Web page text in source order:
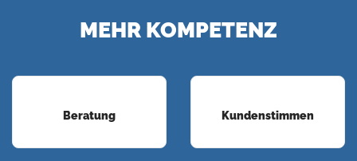
MEHR KOMPETENZ
Beratung Kundenstimmen